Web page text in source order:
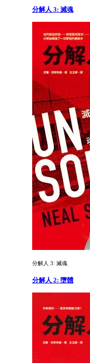
分解人 3: 滅魂
分解人 3: 滅魂
分解人 2: 墮體